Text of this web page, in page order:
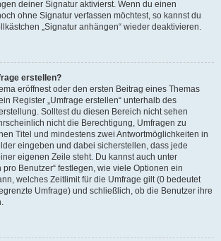
deiner Signatur aktivierst. Wenn du einen
ohne Signatur verfassen möchtest, so kannst du
„Signatur anhängen“ wieder deaktivieren.
erstellen?
eröffnest oder den ersten Beitrag eines Themas
Register „Umfrage erstellen“ unterhalb des
Solltest du diesen Bereich nicht sehen
nicht die Berechtigung, Umfragen zu
Titel und mindestens zwei Antwortmöglichkeiten in
eingeben und dabei sicherstellen, dass jede
eigenen Zeile steht. Du kannst auch unter
Benutzer“ festlegen, wie viele Optionen ein
welches Zeitlimit für die Umfrage gilt (0 bedeutet
Umfrage) und schließlich, ob die Benutzer ihre